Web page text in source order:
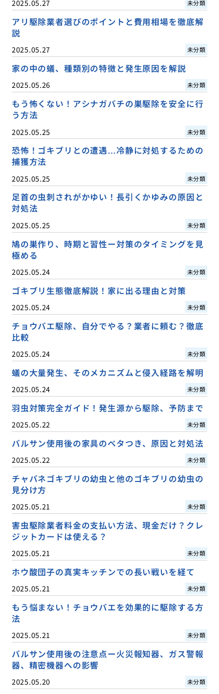
2025.05.27 未分類
アリ駆除業者選びのポイントと費用相場を徹底解
説
2025.05.27 未分類
家の中の蟻、種類別の特徴と発生原因を解説
2025.05.26 未分類
もう怖くない！アシナガバチの巣駆除を安全に行
う方法
2025.05.25 未分類
恐怖！ゴキブリとの遭遇…冷静に対処するための
捕獲方法
2025.05.25 未分類
足首の虫刺されがかゆい！長引くかゆみの原因と
対処法
2025.05.25 未分類
鳩の巣作り、時期と習性ー対策のタイミングを見
極める
2025.05.24 未分類
ゴキブリ生態徹底解説！家に出る理由と対策
2025.05.24 未分類
チョウバエ駆除、自分でやる？業者に頼む？徹底
比較
2025.05.24 未分類
蟻の大量発生、そのメカニズムと侵入経路を解明
2025.05.24 未分類
羽虫対策完全ガイド！発生源から駆除、予防まで
2025.05.22 未分類
バルサン使用後の家具のベタつき、原因と対処法
2025.05.22 未分類
チャバネゴキブリの幼虫と他のゴキブリの幼虫の
見分け方
2025.05.21 未分類
害虫駆除業者料金の支払い方法、現金だけ？クレ
ジットカードは使える？
2025.05.21 未分類
ホウ酸団子の真実キッチンでの長い戦いを経て
2025.05.21 未分類
もう悩まない！チョウバエを効果的に駆除する方
法
2025.05.21 未分類
バルサン使用後の注意点ー火災報知器、ガス警報
器、精密機器への影響
2025.05.20 未分類